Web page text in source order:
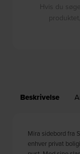
Beskrivelse
Mira sidebord fra
enhver privat
Hvis du